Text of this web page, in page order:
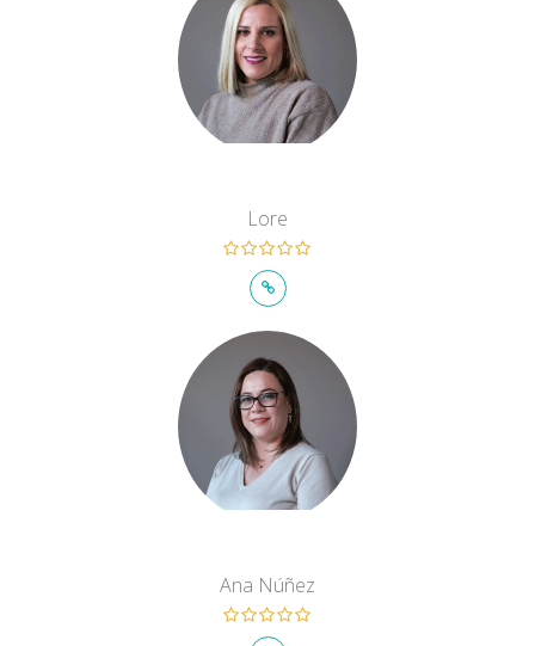
Lore
Ana Núñez